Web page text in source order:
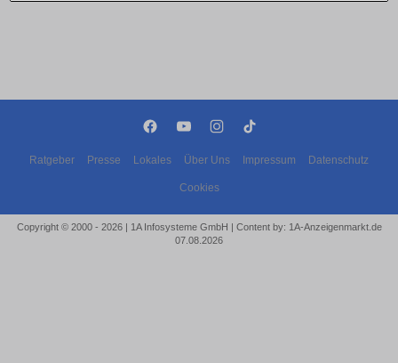
Ratgeber Presse Lokales Über Uns Impressum Datenschutz
Cookies
Copyright © 2000 - 2026 | 1A Infosysteme GmbH | Content by: 1A-Anzeigenmarkt.de
07.08.2026